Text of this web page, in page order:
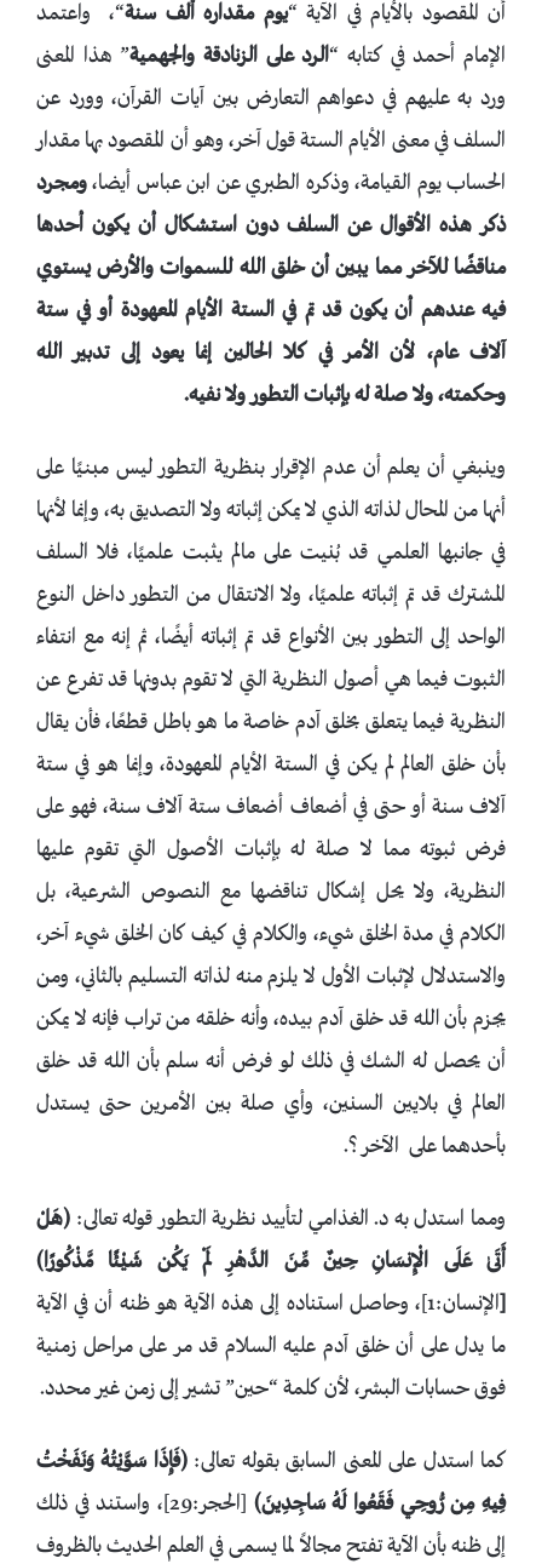
أن المقصود بالأيام في الآية “يوم مقداره ألف سنة“، واعتمد
الإمام أحمد في كتابه “الرد على الزنادقة والجهمية” هذا المعنى
ورد به عليهم في دعواهم التعارض بين آيات القرآن، وورد عن
السلف في معنى الأيام الستة قول آخر، وهو أن المقصود بها مقدار
الحساب يوم القيامة، وذكره الطبري عن ابن عباس أيضا،ومجرد
ذكر هذه الأقوال عن السلف دون استشكال أن يكون أحدها
مناقضًا للآخر مما يبين أن خلق الله للسموات والأرض يستوي
فيه عندهم أن يكون قد تم في الستة الأيام المعهودة أو في ستة
آلاف عام، لأن الأمر في كلا الحالين إنما يعود إلى تدبير الله
وحكمته، ولا صلة له بإثبات التطور ولا نفيه.
وينبغي أن يعلم أن عدم الإقرار بنظرية التطور ليس مبنيًا على
أنها من المحال لذاته الذي لا يمكن إثباته ولا التصديق به، وإنما لأنها
في جانبها العلمي قد بُنيت على مالم يثبت علميًا، فلا السلف
المشترك قد تم إثباته علميًا، ولا الانتقال من التطور داخل النوع
الواحد إلى التطور بين الأنواع قد تم إثباته أيضًا، ثم إنه مع انتفاء
الثبوت فيما هي أصول النظرية التي لا تقوم بدونها قد تفرع عن
النظرية فيما يتعلق بخلق آدم خاصة ما هو باطل قطعًا، فأن يقال
بأن خلق العالم لم يكن في الستة الأيام المعهودة، وإنما هو في ستة
آلاف سنة أو حتى في أضعاف أضعاف ستة آلاف سنة، فهو على
فرض ثبوته مما لا صلة له بإثبات الأصول التي تقوم عليها
النظرية، ولا يحل إشكال تناقضها مع النصوص الشرعية، بل
الكلام في مدة الخلق شيء، والكلام في كيف كان الخلق شيء آخر،
والاستدلال لإثبات الأول لا يلزم منه لذاته التسليم بالثاني، ومن
يجزم بأن الله قد خلق آدم بيده، وأنه خلقه من تراب فإنه لا يمكن
أن يحصل له الشك في ذلك لو فرض أنه سلم بأن الله قد خلق
العالم في بلايين السنين، وأي صلة بين الأمرين حتى يستدل
بأحدهما على الآخر ؟.
ومما استدل به د. الغذامي لتأييد نظرية التطور قوله تعالى: ﴿هَلْ
أَتَىٰ عَلَى الْإِنسَانِ حِينٌ مِّنَ الدَّهْرِ لَمْ يَكُن شَيْئًا مَّذْكُورًا﴾
[
الإنسان:1]، وحاصل استناده إلى هذه الآية هو ظنه أن في الآية
ما يدل على أن خلق آدم عليه السلام قد مر على مراحل زمنية
فوق حسابات البشر، لأن كلمة “حين” تشير إلى زمن غير محدد.
كما استدل على المعنى السابق بقوله تعالى:﴿فَإِذَا سَوَّيْتُهُ وَنَفَخْتُ
فِيهِ مِن رُّوحِي فَقَعُوا لَهُ سَاجِدِينَ﴾
[الحجر:29]، واستند في ذلك
إلى ظنه بأن الآية تفتح مجالاً لما يسمى في العلم الحديث بالظروف